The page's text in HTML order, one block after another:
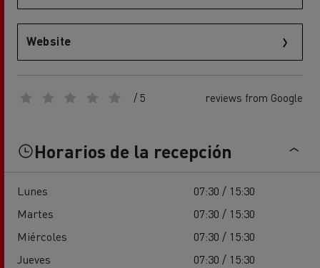
Website
/ 5 reviews from Google
Horarios de la recepción
Lunes
07:30 / 15:30
Martes
07:30 / 15:30
Miércoles
07:30 / 15:30
Jueves
07:30 / 15:30